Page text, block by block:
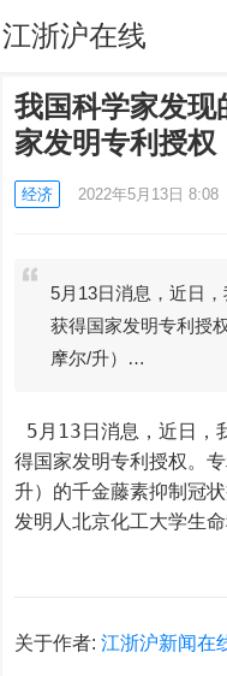
江浙沪在线
我国科学家发现
家发明专利授权
经济 2022年5月13日 8:08
5月13日消息，近日
获得国家发明专利授
摩尔/升）…
得国家发明专利授权。
升）的千金藤素抑制冠
发明人北京化工大学生
关于作者:江浙沪新闻在